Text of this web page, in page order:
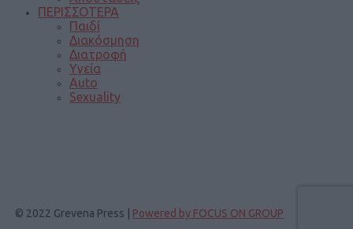
ΠΕΡΙΣΣΟΤΕΡΑ
Παιδί
Διακόσμηση
Διατροφή
Υγεία
Auto
Sexuality
© 2022 Grevena Press | Powered by FOCUS ON GROUP